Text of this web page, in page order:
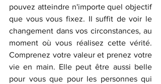
pouvez atteindre n'importe quel objectif
que vous vous fixez. Il suffit de voir le
changement dans vos circonstances, au
moment où vous réalisez cette vérité.
Comprenez votre valeur et prenez votre
vie en main. Elle peut être aussi belle
pour vous que pour les personnes qui